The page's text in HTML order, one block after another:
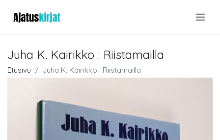
Juha K. Kairikko : Riistamailla
Etusivu Juha K. Kairikko : Riistamailla